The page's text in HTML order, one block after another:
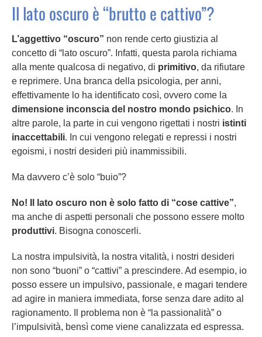
Il lato oscuro è “brutto e cattivo”?
L’aggettivo “oscuro” non rende certo giustizia al
concetto di “lato oscuro”. Infatti, questa parola richiama
alla mente qualcosa di negativo, di primitivo, da rifiutare
e reprimere. Una branca della psicologia, per anni,
effettivamente lo ha identificato così, ovvero come la
dimensione inconscia del nostro mondo psichico. In
altre parole, la parte in cui vengono rigettati i nostri istinti
inaccettabili. In cui vengono relegati e repressi i nostri
egoismi, i nostri desideri più inammissibili.
Ma davvero c’è solo “buio”?
No! Il lato oscuro non è solo fatto di “cose cattive”,
ma anche di aspetti personali che possono essere molto
produttivi. Bisogna conoscerli.
La nostra impulsività, la nostra vitalità, i nostri desideri
non sono “buoni” o “cattivi” a prescindere. Ad esempio, io
posso essere un impulsivo, passionale, e magari tendere
ad agire in maniera immediata, forse senza dare adito al
ragionamento. Il problema non è “la passionalità” o
l’impulsività, bensì come viene canalizzata ed espressa.